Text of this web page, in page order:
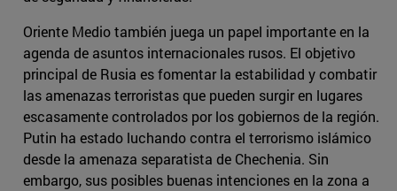
Oriente Medio también juega un papel importante en la
agenda de asuntos internacionales rusos. El objetivo
principal de Rusia es fomentar la estabilidad y combatir
las amenazas terroristas que pueden surgir en lugares
escasamente controlados por los gobiernos de la región.
Putin ha estado luchando contra el terrorismo islámico
desde la amenaza separatista de Chechenia. Sin
embargo, sus posibles buenas intenciones en la zona a